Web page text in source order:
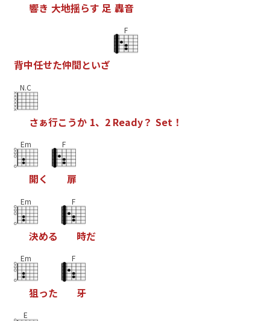
響き 大地揺らす 足 轟音
背中任せた仲間といざ
F
N.C
さぁ行こ うか 1、 2 Ready？ Set！
Em
開く
F
扉
Em
決める
F
時だ
Em
狙った
F
牙
E